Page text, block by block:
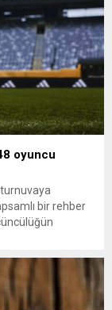
oyuncu
turnuvaya
bir rehber
yıldızı